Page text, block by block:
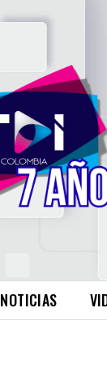
NOTICIAS